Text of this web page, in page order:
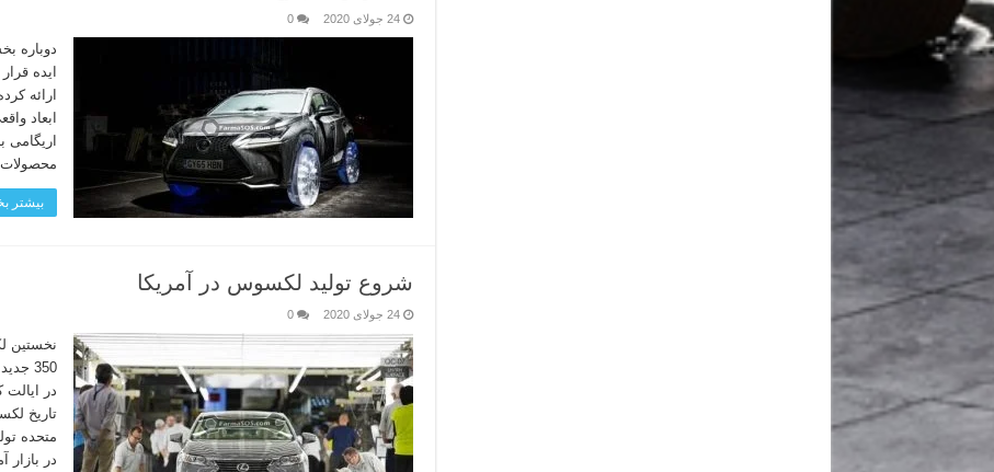
24 جولای 2020 0
دوباره
ارائه
بیشتر
شروع تولید لکسوس در آمریکا
24 جولای 2020 0
350
در ایالت
تاریخ
در بازار